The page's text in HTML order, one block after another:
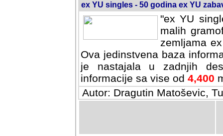
ex YU singles - 50 godina ex YU
"ex YU
malih
zemljama
Ova jedinstvena baza
je nastajala u zadnjih
informacije sa vise od 4,400
Autor: Dragutin Matoševic,